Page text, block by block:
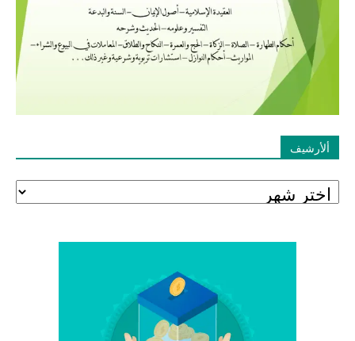
ألأرشيف
ألأرشيف